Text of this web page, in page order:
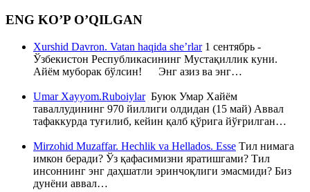
ENG KO’P O’QILGAN
Xurshid Davron. Vatan haqida she’rlar1 сентябрь -
Ўзбекистон Республикасининг Мустақиллик куни.
Айём муборак бўлсин! Энг азиз ва энг…
Umar Xayyom.RuboiylarБуюк Умар Хайём
таваллудининг 970 йиллиги олдидан (15 май) Аввал
тафаккурда туғилиб, кейин қалб қўрига йўғрилган…
Mirzohid Muzaffar. Hechlik va Hellados. Esse Тил нимага
имкон беради? Ўз қафасимизни яратишгами? Тил
инсоннинг энг даҳшатли эринчоқлиги эмасмиди? Биз
дунёни аввал…